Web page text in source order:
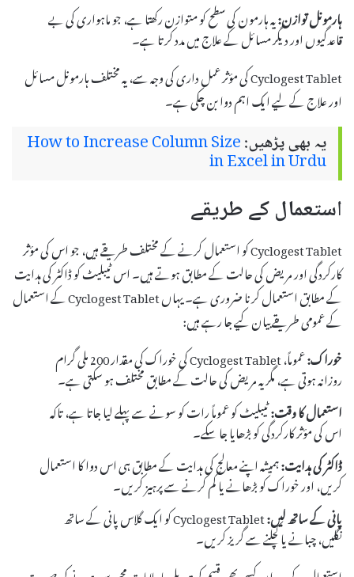
ہارمونل توازن:یہ ہارمون کی سطح کو متوازن رکھتا ہے، جو ماہواری کی بے
قاعدگیوں اور دیگر مسائل کے علاج میں مدد کرتا ہے۔
Cyclogest Tablet کی مؤثر عمل داری کی وجہ سے، یہ مختلف ہارمونل مسائل
اور علاج کے لیے ایک اہم دوا بن چکی ہے۔
یہ بھی پڑھیں:How to Increase Column Size
in Excel in Urdu
استعمال کے طریقے
Cyclogest Tablet کو استعمال کرنے کے مختلف طریقے ہیں، جو اس کی مؤثر
کارکردگی اور مریض کی حالت کے مطابق ہوتے ہیں۔ اس ٹیبلیٹ کو ڈاکٹر کی ہدایت
کے مطابق استعمال کرنا ضروری ہے۔ یہاں Cyclogest Tablet کے استعمال
کے عمومی طریقے بیان کیے جا رہے ہیں:
خوراک:
عموماً، Cyclogest Tablet کی خوراک کی مقدار 200 ملی گرام
روزانہ ہوتی ہے، مگر یہ مریض کی حالت کے مطابق مختلف ہو سکتی ہے۔
استعمال کا وقت:ٹیبلیٹ کو عموماً رات کو سونے سے پہلے لیا جاتا ہے، تاکہ
اس کی مؤثر کارکردگی کو بڑھایا جا سکے۔
ڈاکٹر کی ہدایت:ہمیشہ اپنے معالج کی ہدایت کے مطابق ہی اس دوا کا استعمال
کریں، اور خوراک کو بڑھانے یا کم کرنے سے پرہیز کریں۔
پانی کے ساتھ لیں:
Cyclogest Tablet کو ایک گلاس پانی کے ساتھ
نگلیں، چبانے یا کچلنے سے گریز کریں۔